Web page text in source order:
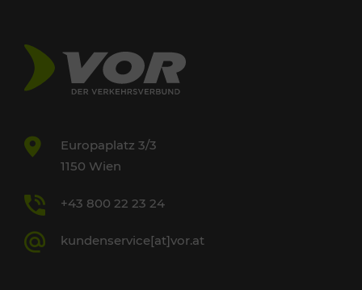
Europaplatz 3/3
1150 Wien
+43 800 22 23 24
kundenservice[at]vor.at